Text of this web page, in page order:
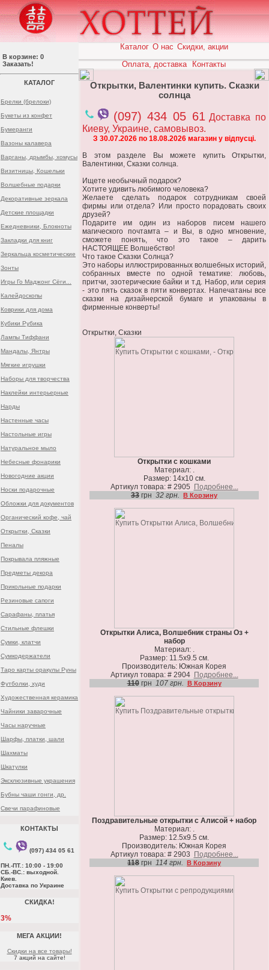
В корзине: 0
Заказать!
КАТАЛОГ
Брелки (брелоки)
Букеты из конфет
Бумеранги
Вазоны калавера
Варганы, дрымбы, хомусы
Визитницы, Кошельки
Волшебные подарки
Декоративные зеркала
Детские площадки
Ежедневники, Блокноты
Закладки для книг
Зеркальца косметические
Зонты
Игры Го Маджонг Сёги...
Калейдоскопы
Коврики для дома
Кубики Рубика
Лампы Тиффани
Мандалы, Янтры
Мягкие игрушки
Наборы для творчества
Наклейки интерьерные
Нарды
Настенные часы
Настольные игры
Натуральное мыло
Небесные фонарики
Новогодние акции
Носки подарочные
Обложки для документов
Органический кофе, чай
Открытки, Сказки
Пеналы
Покрывала пляжные
Предметы декора
Прикольные подарки
Резиновые сапоги
Сарафаны, платья
Стильные флешки
Сумки, клатчи
Сумкодержатели
Таро карты оракулы Руны
Футболки, худи
Художественная керамика
Чайники заварочные
Часы наручные
Шарфы, платки, шали
Шахматы
Шкатулки
Эксклюзивные украшения
Бубны чаши гонги, др.
Свечи парафиновые
КОНТАКТЫ
(097) 434 05 61
ПН.-ПТ.: 10:00 - 19:00
СБ.-ВС.: выходной.
Киев.
Доставка по Украине
СКИДКА!
3%
МЕГА АКЦИИ!
Скидки на все товары!
7 акций на сайте!
Каталог О нас Скидки, акции
Оплата, доставка
Контакты
Открытки, Валентинки купить. Сказки
солнца
(097) 434 05 61 Доставка по
Киеву, Украине, самовывоз.
З 30.07.2026 по 18.08.2026 магазин у відпусці.
В этом разделе Вы можете купить Открытки,
Валентинки, Сказки солнца.
Ищете необычный подарок?
Хотите удивить любимого человека?
Желаете сделать подарок сотрудникам своей
фирмы или отдела? Или просто порадовать своих
друзей?
Подарите им один из наборов писем нашего
магического почтамта – и Вы, в одно мгновение,
сможете понять, что это такое – дарить
НАСТОЯЩЕЕ Волшебство!
Что такое Сказки Солнца?
Это наборы иллюстрированных волшебных историй,
собранных вместе по одной тематике: любовь,
притчи, эзотерические байки и т.д. Набор, или серия
- это пять сказок в пяти конвертах. Напечатаны все
сказки на дизайнерской бумаге и упакованы в
фирменные конверты!
Открытки, Сказки
Открытки с кошками
Материал: .
Размер: 14х10 см.
Артикул товара: # 2905
Подробнее...
33 грн 32 грн. В Корзину
Открытки Алиса, Волшебник страны Оз +
набор
Материал: .
Размер: 11.5х9.5 см.
Производитель: Южная Корея
Артикул товара: # 2904 Подробнее...
110грн 107 грн. В Корзину
Поздравительные открытки с Алисой + набор
Материал: .
Размер: 12.5х9.5 см.
Производитель: Южная Корея
Артикул товара: # 2903
Подробнее...
118 грн 114 грн. В Корзину